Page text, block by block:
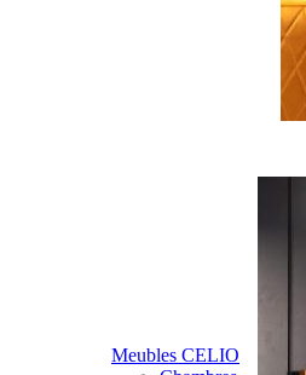
Meubles CELIO